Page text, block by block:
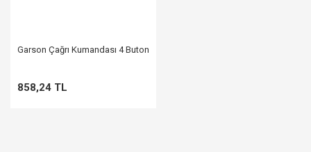
Garson Çağrı Kumandası 4 Buton
858,24 TL